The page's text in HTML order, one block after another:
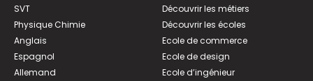
SVT
Physique Chimie
Anglais
Espagnol
Allemand
Découvrir les métiers
Découvrir les écoles
Ecole de commerce
Ecole de design
Ecole d’ingénieur